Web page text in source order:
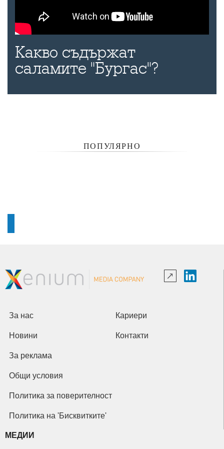
Какво съдържат
саламите "Бургас"?
ПОПУЛЯРНО
За нас Кариери
Новини Контакти
За реклама
Общи условия
Политика за поверителност
Политика на 'Бисквитките'
МЕДИИ